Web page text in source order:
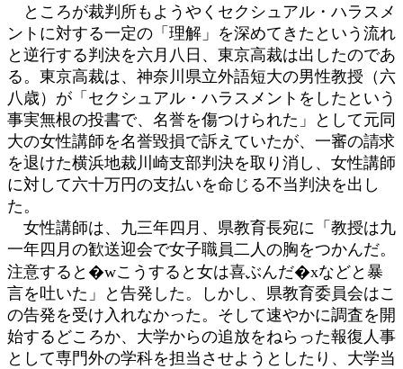
ところが裁判所もようやくセクシュアル・ハラスメ
ントに対する一定の「理解」を深めてきたという流れ
と逆行する判決を六月八日、東京高裁は出したのであ
る。東京高裁は、神奈川県立外語短大の男性教授（六
八歳）が「セクシュアル・ハラスメントをしたという
事実無根の投書で、名誉を傷つけられた」として元同
大の女性講師を名誉毀損で訴えていたが、一審の請求
を退けた横浜地裁川崎支部判決を取り消し、女性講師
に対して六十万円の支払いを命じる不当判決を出し
た。
女性講師は、九三年四月、県教育長宛に「教授は九
一年四月の歓送迎会で女子職員二人の胸をつかんだ。
注意すると�wこうすると女は喜ぶんだ�xなどと暴
言を吐いた」と告発した。しかし、県教育委員会はこ
の告発を受け入れなかった。そして速やかに調査を開
始するどころか、大学からの追放をねらった報復人事
として専門外の学科を担当させようとしたり、大学当